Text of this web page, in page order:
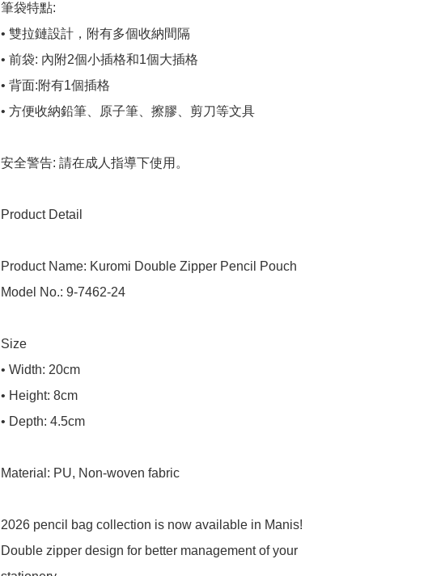
筆袋特點:
• 雙拉鏈設計，附有多個收納間隔
• 前袋: 內附2個小插格和1個大插格
• 背面:附有1個插格
• 方便收納鉛筆、原子筆、擦膠、剪刀等文具
安全警告: 請在成人指導下使用。
Product Detail
Product Name: Kuromi Double Zipper Pencil Pouch
Model No.: 9-7462-24
Size
• Width: 20cm
• Height: 8cm
• Depth: 4.5cm
Material: PU, Non-woven fabric
2026 pencil bag collection is now available in Manis!
Double zipper design for better management of your